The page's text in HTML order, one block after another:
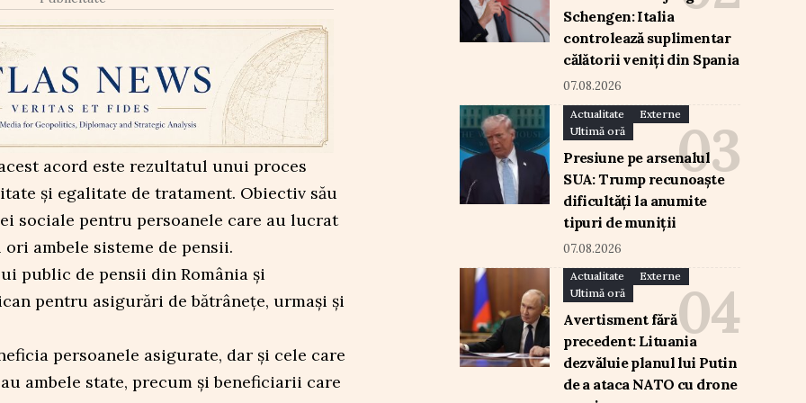
acord este rezultatul unui proces
și egalitate de tratament. Obiectiv său
sociale pentru persoanele care au lucrat
ambele sisteme de pensii.
public de pensii din România și
pentru asigurări de bătrânețe, urmași și
persoanele asigurate, dar și cele care
ambele state, precum și beneficiarii care
Schengen: Italia
controlează suplimentar
călătorii veniți din Spania
07.08.2026
Actualitate
Externe
Ultimă oră
Presiune pe arsenalul
SUA: Trump recunoaște
dificultăți la anumite
tipuri de muniții
07.08.2026
Actualitate
Externe
Ultimă oră
Avertisment fără
precedent: Lituania
dezvăluie planul lui Putin
de a ataca NATO cu drone